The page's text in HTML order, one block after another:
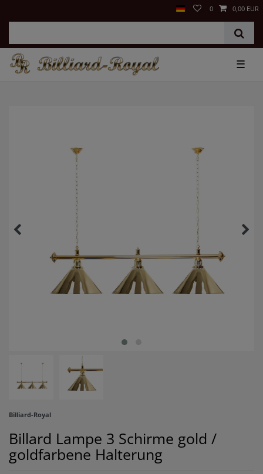
0 0,00 EUR
☰
Billiard-Royal
Billard Lampe 3 Schirme gold /
goldfarbene Halterung